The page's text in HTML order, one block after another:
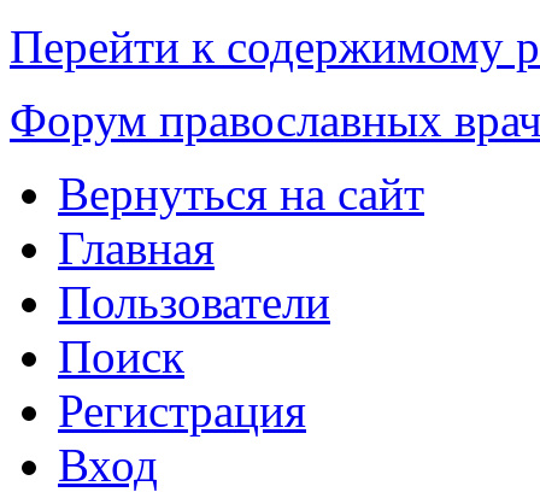
Перейти к содержимому
Форум православных
Вернуться на сайт
Главная
Пользователи
Поиск
Регистрация
Вход